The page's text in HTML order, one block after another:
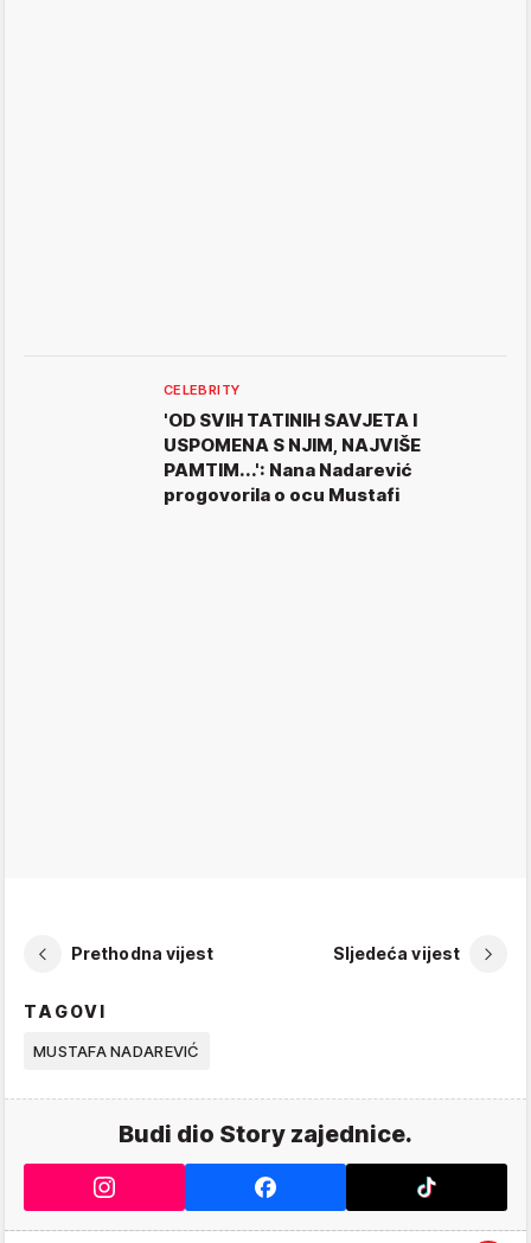
CELEBRITY
'OD SVIH TATINIH SAVJETA I
USPOMENA S NJIM, NAJVIŠE
PAMTIM...': Nana Nadarević
progovorila o ocu Mustafi
Prethodna vijest Sljedeća vijest
TAGOVI
MUSTAFA NADAREVIĆ
Budi dio Story zajednice.